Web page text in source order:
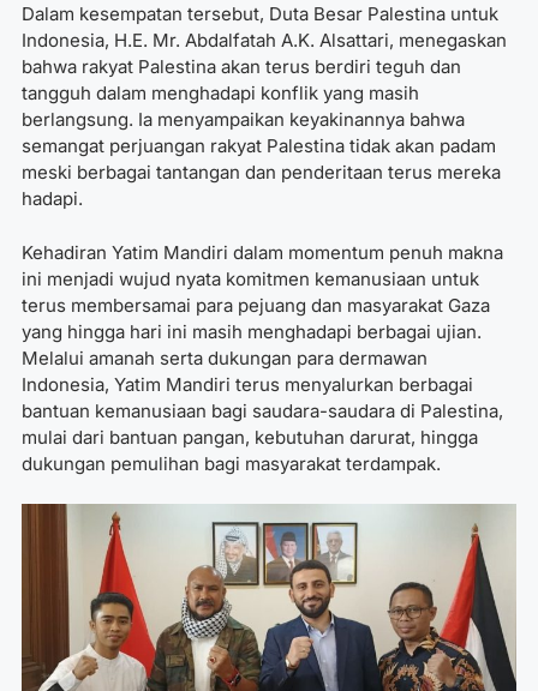
Dalam kesempatan tersebut, Duta Besar Palestina untuk
Indonesia, H.E. Mr. Abdalfatah A.K. Alsattari, menegaskan
bahwa rakyat Palestina akan terus berdiri teguh dan
tangguh dalam menghadapi konflik yang masih
berlangsung. Ia menyampaikan keyakinannya bahwa
semangat perjuangan rakyat Palestina tidak akan padam
meski berbagai tantangan dan penderitaan terus mereka
hadapi.
Kehadiran Yatim Mandiri dalam momentum penuh makna
ini menjadi wujud nyata komitmen kemanusiaan untuk
terus membersamai para pejuang dan masyarakat Gaza
yang hingga hari ini masih menghadapi berbagai ujian.
Melalui amanah serta dukungan para dermawan
Indonesia, Yatim Mandiri terus menyalurkan berbagai
bantuan kemanusiaan bagi saudara-saudara di Palestina,
mulai dari bantuan pangan, kebutuhan darurat, hingga
dukungan pemulihan bagi masyarakat terdampak.